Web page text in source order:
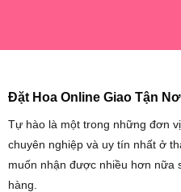
Đặt Hoa Online Giao Tận
Tự hào là một trong những đơn
chuyên nghiệp và uy tín nhất ở
muốn nhận được nhiều hơn nữa
hàng.